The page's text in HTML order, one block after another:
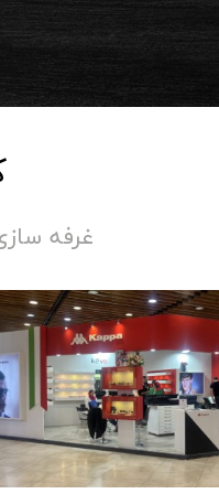
غرفه سازی نمایشگاه